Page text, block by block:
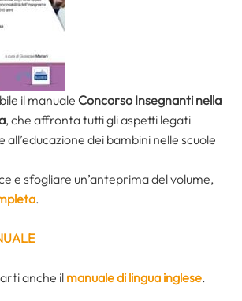
il manuale Concorso Insegnanti nella
, che affronta tutti gli aspetti legati
all’educazione dei bambini nelle scuole
e sfogliare un’anteprima del volume,
.
anche il manuale di lingua inglese.